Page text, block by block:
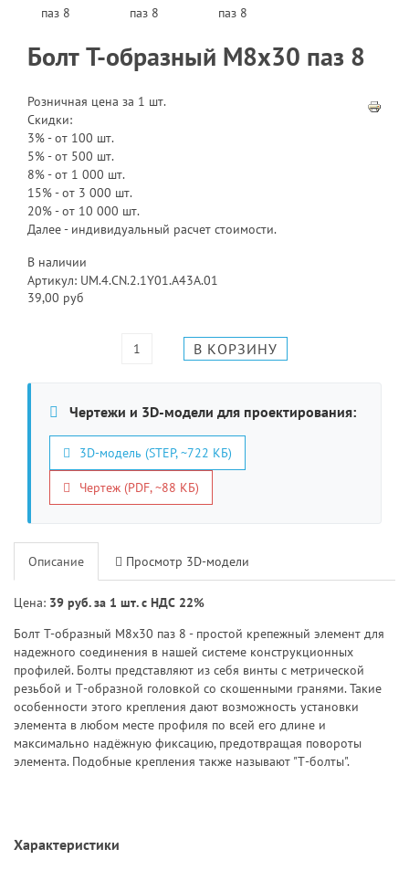
Болт T-образный M8x30 паз 8
Розничная цена за 1 шт.
Скидки:
3% - от 100 шт.
5% - от 500 шт.
8% - от 1 000 шт.
15% - от 3 000 шт.
20% - от 10 000 шт.
Далее - индивидуальный расчет стоимости.
В наличии
Артикул: UM.4.CN.2.1Y01.A43A.01
39,00 руб
Чертежи и 3D-модели для проектирования:
3D-модель (STEP, ~722 КБ)
Чертеж (PDF, ~88 КБ)
Описание Просмотр 3D-модели
Цена: 39 руб. за 1 шт. с НДС 22%
Болт T-образный M8x30 паз 8 - простой крепежный элемент для
надежного соединения в нашей системе конструкционных
профилей. Болты представляют из себя винты с метрической
резьбой и Т-образной головкой со скошенными гранями. Такие
особенности этого крепления дают возможность установки
элемента в любом месте профиля по всей его длине и
максимально надёжную фиксацию, предотвращая повороты
элемента. Подобные крепления также называют "Т-болты".
Характеристики